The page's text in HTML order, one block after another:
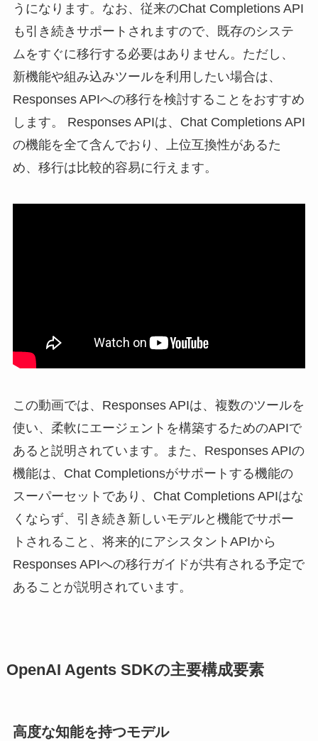
うになります。なお、従来のChat Completions API
も引き続きサポートされますので、既存のシステ
ムをすぐに移行する必要はありません。ただし、
新機能や組み込みツールを利用したい場合は、
Responses APIへの移行を検討することをおすすめ
します。 Responses APIは、Chat Completions API
の機能を全て含んでおり、上位互換性があるた
め、移行は比較的容易に行えます。
この動画では、Responses APIは、複数のツールを
使い、柔軟にエージェントを構築するためのAPIで
あると説明されています。また、Responses APIの
機能は、Chat Completionsがサポートする機能の
スーパーセットであり、Chat Completions APIはな
くならず、引き続き新しいモデルと機能でサポー
トされること、将来的にアシスタントAPIから
Responses APIへの移行ガイドが共有される予定で
あることが説明されています。
OpenAI Agents SDKの主要構成要素
高度な知能を持つモデル